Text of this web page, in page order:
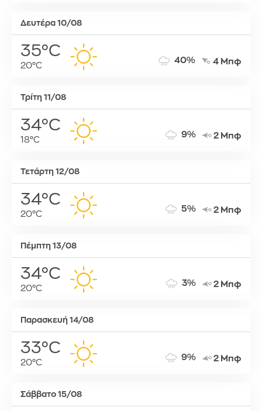
Δευτέρα 10/08
35°C
20°C
40% 4 Μπφ
Τρίτη 11/08
34°C
18°C
9% 2 Μπφ
Τετάρτη 12/08
34°C
20°C
5% 2 Μπφ
Πέμπτη 13/08
34°C
20°C
3% 2 Μπφ
Παρασκευή 14/08
33°C
20°C
9% 2 Μπφ
Σάββατο 15/08